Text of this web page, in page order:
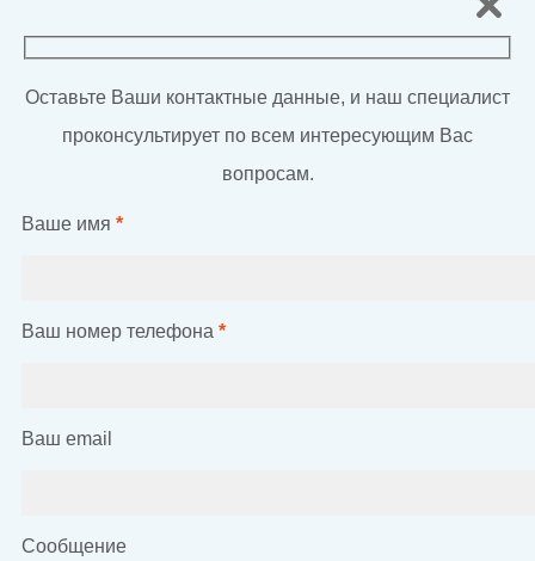
Оставьте Ваши контактные данные, и наш специалист
проконсультирует по всем интересующим Вас
вопросам.
Ваше имя *
Ваш номер телефона *
Ваш email
Сообщение